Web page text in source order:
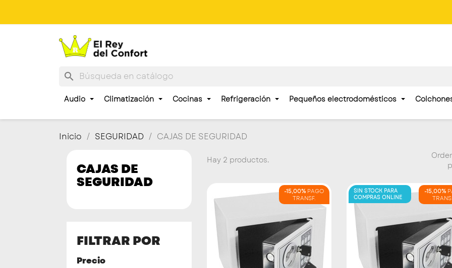
search
Audio Climatización Cocinas Refrigeración Pequeños electrodomésticos
Inicio SEGURIDAD CAJAS DE SEGURIDAD
CAJAS DE
SEGURIDAD
FILTRAR POR
Precio
Hay 2 productos.
-15,00% PAGO
TRANSF.
-15,00%
SIN STOCK PARA
COMPRAS ONLINE